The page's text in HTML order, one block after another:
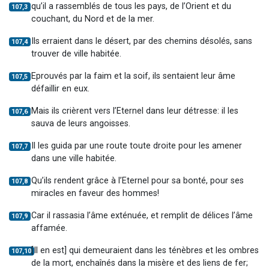
107,3 qu’il a rassemblés de tous les pays, de l’Orient et du
couchant, du Nord et de la mer.
107,4
Ils erraient dans le désert, par des chemins désolés, sans
trouver de ville habitée.
107,5
Eprouvés par la faim et la soif, ils sentaient leur âme
défaillir en eux.
107,6 Mais ils crièrent vers l’Eternel dans leur détresse: il les
sauva de leurs angoisses.
107,7
Il les guida par une route toute droite pour les amener
dans une ville habitée.
107,8 Qu’ils rendent grâce à l’Eternel pour sa bonté, pour ses
miracles en faveur des hommes!
107,9 Car il rassasia l’âme exténuée, et remplit de délices l’âme
affamée.
107,10[Il en est] qui demeuraient dans les ténèbres et les ombres
de la mort, enchaînés dans la misère et des liens de fer;